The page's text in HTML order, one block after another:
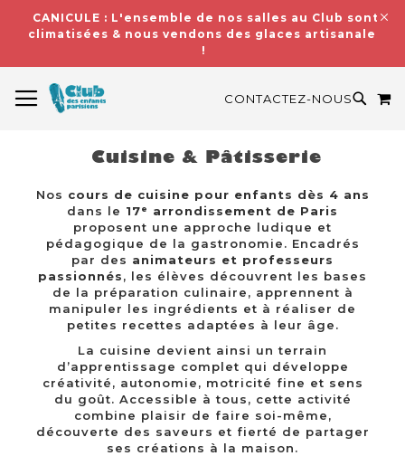
CANICULE : L'ensemble de nos salles au Club sont
climatisées & nous vendons des glaces artisanales
!
CONTACTEZ-NOUS
Cuisine & Pâtisserie
Nos cours de cuisine pour enfants dès 4 ans
dans le 17ᵉ arrondissement de Paris
proposent une approche ludique et
pédagogique de la gastronomie. Encadrés
par des animateurs et professeurs
passionnés, les élèves découvrent les bases
de la préparation culinaire, apprennent à
manipuler les ingrédients et à réaliser de
petites recettes adaptées à leur âge.
La cuisine devient ainsi un terrain
d’apprentissage complet qui développe
créativité, autonomie, motricité fine et sens
du goût. Accessible à tous, cette activité
combine plaisir de faire soi-même,
découverte des saveurs et fierté de partager
ses créations à la maison.